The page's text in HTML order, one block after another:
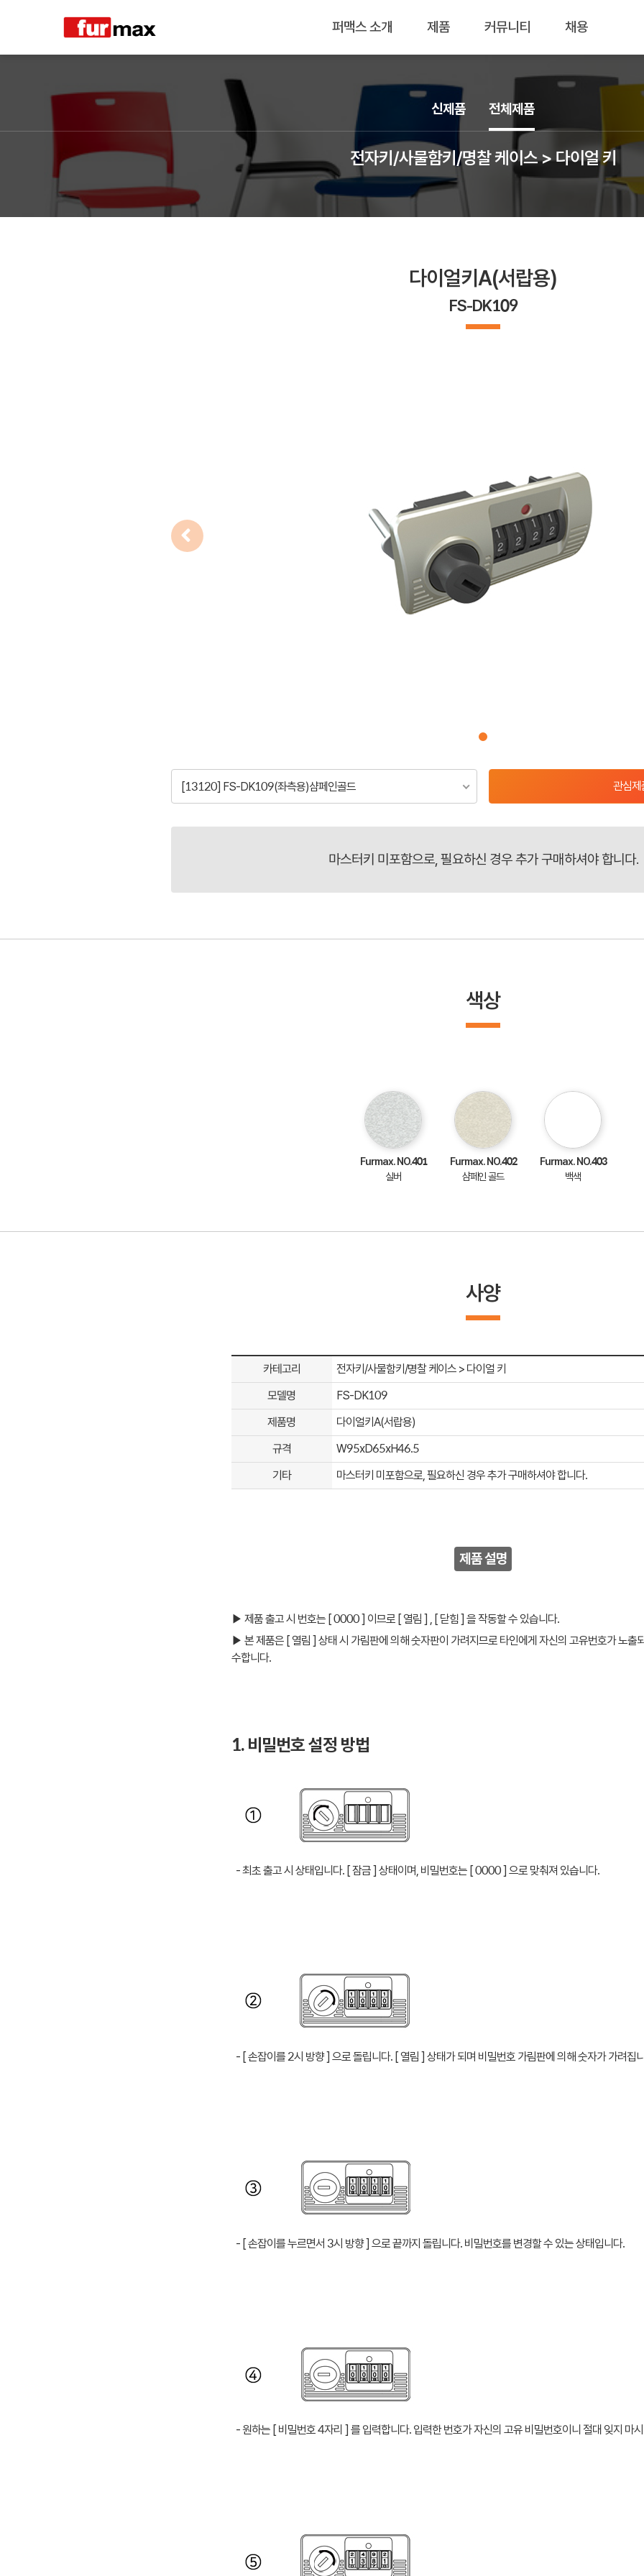
퍼맥스 소개 제품 커뮤니티 채용
전자키/사물함키/명찰 케이스 > 다이얼 키
신제품 전체제품
다이얼키A(서랍용)
FS-DK109
[13120] FS-DK109(좌측용)샴페인골드 관심제
마스터키 미포함으로, 필요하신 경우 추가 구매하셔야 합니다.
색상
Furmax. NO.401
실버
Furmax. NO.402
샴페인 골드
Furmax. NO.403
백색
사양
카테고리
전자키/사물함키/명찰 케이스 > 다이얼 키
모델명
FS-DK109
제품명
다이얼키A(서랍용)
규격
W95xD65xH46.5
기타
마스터키 미포함으로, 필요하신 경우 추가 구매하셔야 합니다.
제품 설명
▶ 제품 출고 시 번호는 [ 0000 ] 이므로 [ 열림 ] , [ 닫힘 ] 을 작동할 수 있습니다.
▶ 본 제품은 [ 열림 ] 상태 시 가림판에 의해 숫자판이 가려지므로 타인에게 자신의 고유번호가 노출
수합니다.
1. 비밀번호 설정 방법
- 최초 출고 시 상태입니다. [ 잠금 ] 상태이며, 비밀번호는 [ 0000 ] 으로 맞춰져 있습니다.
- [ 손잡이를 2시 방향 ] 으로 돌립니다. [ 열림 ] 상태가 되며 비밀번호 가림판에 의해 숫자가 가려집
- [ 손잡이를 누르면서 3시 방향 ] 으로 끝까지 돌립니다. 비밀번호를 변경할 수 있는 상태입니다.
- 원하는 [ 비밀번호 4자리 ] 를 입력합니다. 입력한 번호가 자신의 고유 비밀번호이니 절대 잊지 마